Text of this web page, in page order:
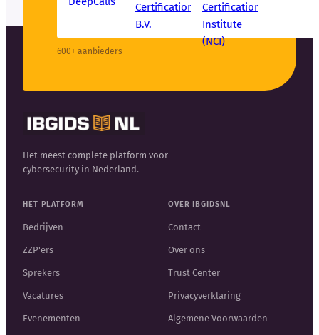
600+ aanbieders
Het meest complete platform voor
cybersecurity in Nederland.
HET PLATFORM
Bedrijven
ZZP'ers
Sprekers
Vacatures
Evenementen
OVER IBGIDSNL
Contact
Over ons
Trust Center
Privacyverklaring
Algemene Voorwaarden